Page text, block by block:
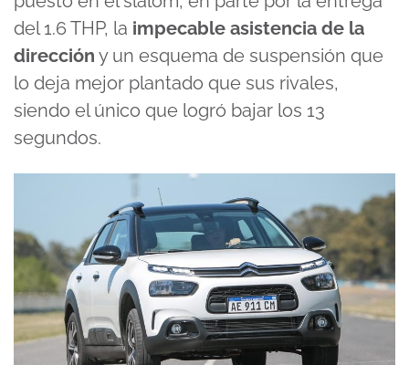
del 1.6 THP, la impecable asistencia de la
dirección y un esquema de suspensión que
lo deja mejor plantado que sus rivales,
siendo el único que logró bajar los 13
segundos.